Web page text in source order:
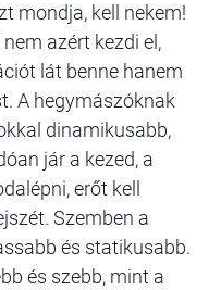
mondja, kell nekem!
azért kezdi el,
lát benne hanem
A hegymászóknak
dinamikusabb,
jár a kezed, a
erőt kell
Szemben a
és statikusabb.
és szebb, mint a